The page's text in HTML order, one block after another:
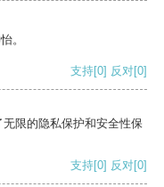
。
支持[0] 反对[0]
限的隐私保护和安全性保
支持[0] 反对[0]